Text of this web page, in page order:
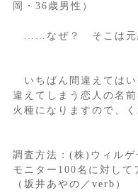
岡・36歳男性）
……なぜ？ そこは元恋
いちばん間違えてはい
違えてしまう恋人の名
火種になりますので、
調査方法：(株)ウィルゲ
モニター100名に対して
（坂井あやの／verb）